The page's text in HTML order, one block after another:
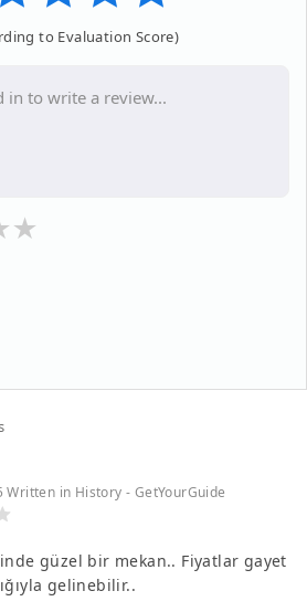
to Evaluation Score)
3
Written in History - GetYourGuide
güzel bir mekan.. Fiyatlar gayet
gelinebilir..